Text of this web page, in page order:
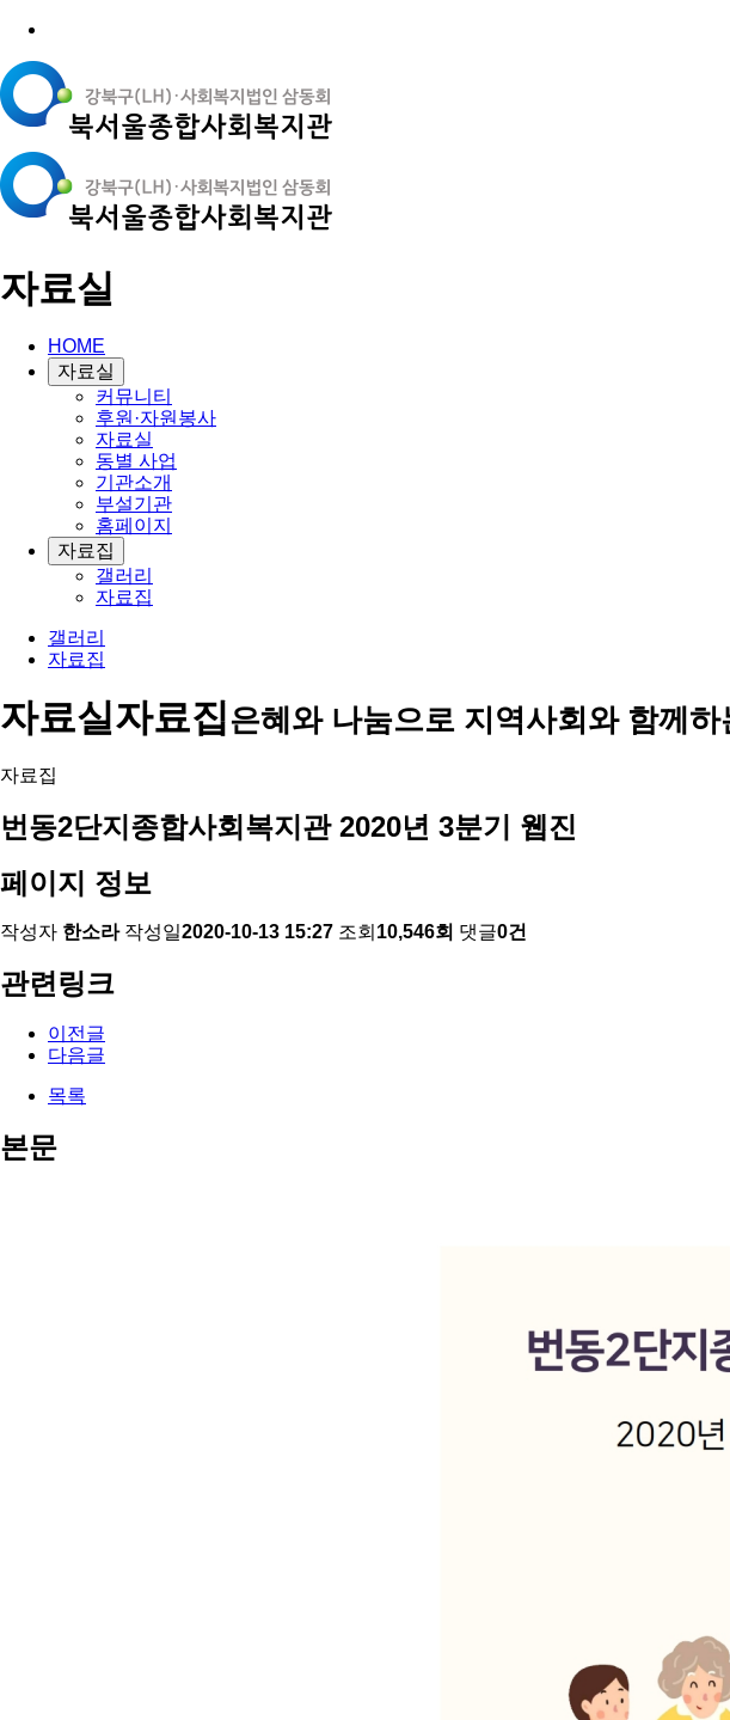
자료실
HOME
자료실
커뮤니티
후원·자원봉사
자료실
동별 사업
기관소개
부설기관
홈페이지
자료집
갤러리
자료집
갤러리
자료집
자료실자료집은혜와 나눔으로 지역사회와 함께
자료집
번동2단지종합사회복지관 2020년 3분기 웹진
페이지 정보
작성자 한소라 작성일2020-10-13 15:27 조회 10,546회 댓글0건
관련링크
이전글
다음글
목록
본문